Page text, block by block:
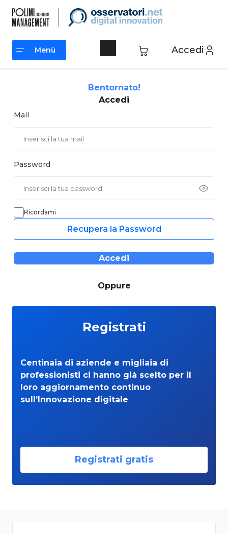
contenuto
Accedi
Menù
Bentornato!
Accedi
Mail
Password
Ricordami
Recupera la Password
Accedi
Oppure
Registrati
Centinaia di aziende e migliaia di
professionisti ci hanno già scelto per il
loro aggiornamento continuo
sull’Innovazione digitale
Registrati gratis